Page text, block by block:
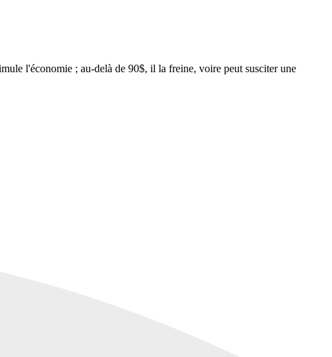
l'économie ; au-delà de 90$, il la freine, voire peut susciter une